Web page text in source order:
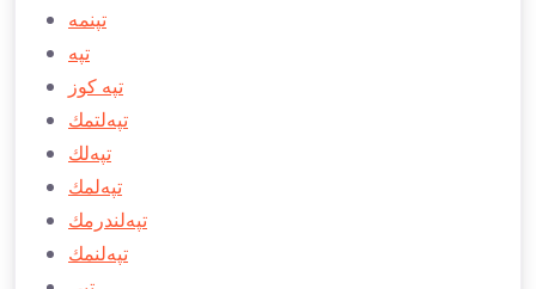
تپنمه
تپه
تپه كوز
تپه‌لتمك
تپه‌لك
تپه‌لمك
تپه‌لندرمك
تپه‌لنمك